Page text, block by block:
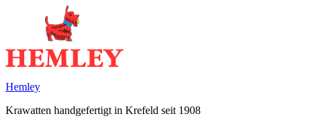
Hemley
Krawatten handgefertigt in Krefeld seit 1908